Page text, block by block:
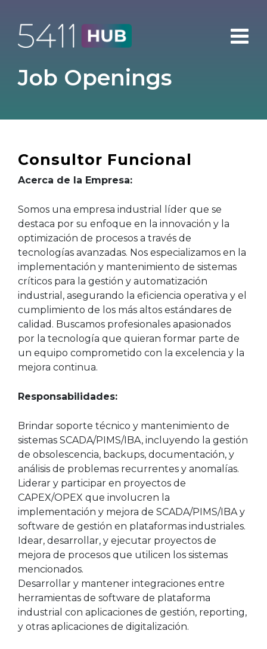
content
Job Openings
Consultor Funcional
Acerca de la Empresa:
Somos una empresa industrial líder que se
destaca por su enfoque en la innovación y la
optimización de procesos a través de
tecnologías avanzadas. Nos especializamos en la
implementación y mantenimiento de sistemas
críticos para la gestión y automatización
industrial, asegurando la eficiencia operativa y el
cumplimiento de los más altos estándares de
calidad. Buscamos profesionales apasionados
por la tecnología que quieran formar parte de
un equipo comprometido con la excelencia y la
mejora continua.
Responsabilidades:
Brindar soporte técnico y mantenimiento de
sistemas SCADA/PIMS/IBA, incluyendo la gestión
de obsolescencia, backups, documentación, y
análisis de problemas recurrentes y anomalías.
Liderar y participar en proyectos de
CAPEX/OPEX que involucren la
implementación y mejora de SCADA/PIMS/IBA y
software de gestión en plataformas industriales.
Idear, desarrollar, y ejecutar proyectos de
mejora de procesos que utilicen los sistemas
mencionados.
Desarrollar y mantener integraciones entre
herramientas de software de plataforma
industrial con aplicaciones de gestión, reporting,
y otras aplicaciones de digitalización.